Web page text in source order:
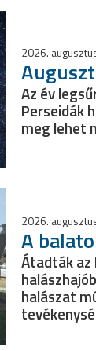
2026.
Az év
Perseidák
meg lehet
2026.
A
Átadták az
halászat